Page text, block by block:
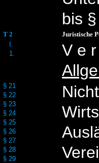
bis
T 2
Juristische
I.
1.
V e
§ 21
§ 22
§ 23
§ 24
§ 25
§ 26
§ 27
§ 28
§ 29